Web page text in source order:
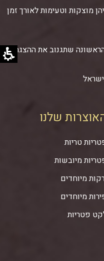
מוצקות וטעימות לאורך זמן
שתגנוב את ההצגה
שלנו
טריות
מיובשות
מיוחדים
מיוחדים
פטריות